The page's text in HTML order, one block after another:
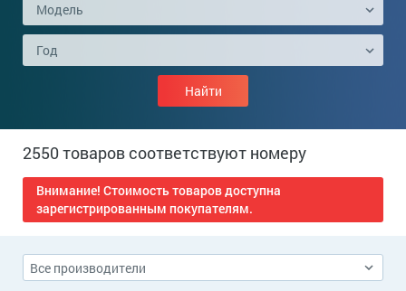
2550 товаров соответствуют номеру
Внимание! Стоимость товаров доступна
зарегистрированным покупателям.